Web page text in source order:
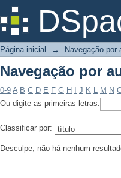
Navegação por
Página inicial → Navegação por
Navegação por
0-9 A B C D E F G H J K L M N
Ou digite as primeiras letras:
Classificar por:
Desculpe, não há nenhum